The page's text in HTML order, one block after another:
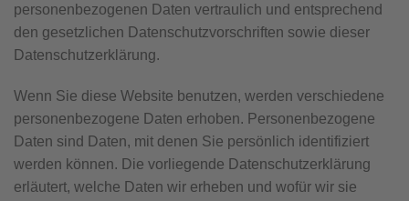
personenbezogenen Daten vertraulich und entsprechend
den gesetzlichen Datenschutzvorschriften sowie dieser
Datenschutzerklärung.
Wenn Sie diese Website benutzen, werden verschiedene
personenbezogene Daten erhoben. Personenbezogene
Daten sind Daten, mit denen Sie persönlich identifiziert
werden können. Die vorliegende Datenschutzerklärung
erläutert, welche Daten wir erheben und wofür wir sie